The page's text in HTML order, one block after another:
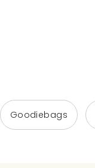
Goodiebags